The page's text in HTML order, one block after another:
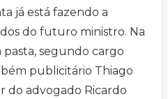
já está fazendo a
do futuro ministro. Na
segundo cargo
publicitário Thiago
do advogado Ricardo